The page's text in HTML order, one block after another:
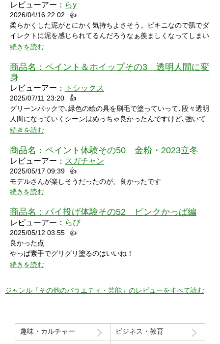
シャワーシーンで「お腹にぶつけられたら声出ちゃうだろうな」
と思っていたところにパイをちょうどぶつけられ「予想が当たっ
たw」と笑ってしまいました。リアクションもクールな見た目に
い悔しさを滲ませながら罰ゲームを受けている姿にドキドキして
しまいました。
レビューアー： らy
2026/04/16 22:02
👍
柔らかくした泥がとにかく気持ちよさそう。ビキニなので肌でダ
イレクトに泥を感じられてるんだろうなぁ羨ましくなってしまい
ました。
続きを読む
商品名： ペイント＆ホイップその3 透明人間に変
身
レビューアー： トシックス
2025/07/11 23:20
👍
グリーンバックで､緑色の絵の具を刷毛で塗っていって､段々透明
人間になっていくシーンはめっちゃ良かったんですけど､強いて
言うなら､上半身だけで無くて､全身も透明になる所も見てみたい
続きを読む
商品名： ペイント体験その50 金粉・2023立冬
レビューアー： スガチャン
2025/05/17 09:39
👍
モデルさんが楽しそうだったのが、良かったです
続きを読む
商品名： パイ投げ体験その52 ピンクかっぱ編
レビューアー： らび
2025/05/12 03:55
👍
良かった点
やっぱ素手でグリグリ塗るのはいいね！
特に21分の途中からとてもいい感じ！
う」という趣旨の発言と「パイを食らう事はなんとも無い」とい
う趣旨の２つの部分ちょっと気分下がってしまったw
続きを読む
ジャンル「その他のバラエティ・芸能」のレビューをすべて読む
趣味・カルチャー ビジネス・教育